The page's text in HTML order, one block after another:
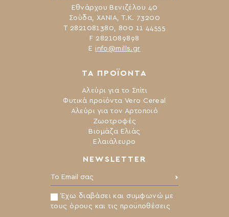
NEWSLETTER
Το Email σας:
Έχω διαβάσει και συμφωνώ με
τους όρους και τις προϋποθέσεις
ΤΑ ΠΡΟΪΟΝΤΑ
Αλεύρι για το Σπίτι
Φυτικά προϊόντα Vero Cereal
Αλεύρι για τον Αρτοποιό
Ζωοτροφές
Βιομάζα Ελιάς
Ελαιάλευρο
Εθνάρχου Βενιζέλου 40
Σούδα, ΧΑΝΙΑ, Τ.Κ. 73200
Τ 2821081380, 800 11 44555
F 2821089898
Ε info@mills.gr